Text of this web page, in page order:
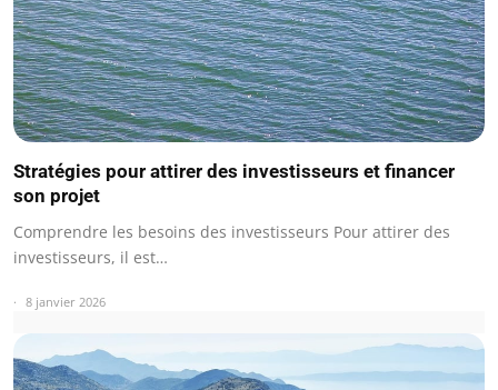
Stratégies pour attirer des investisseurs et financer
son projet
Comprendre les besoins des investisseurs Pour attirer des
investisseurs, il est…
8 janvier 2026